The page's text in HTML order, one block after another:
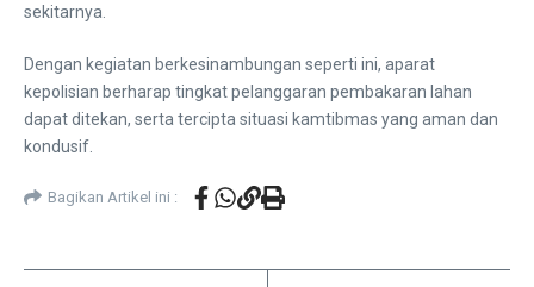
sekitarnya.
Dengan kegiatan berkesinambungan seperti ini, aparat
kepolisian berharap tingkat pelanggaran pembakaran lahan
dapat ditekan, serta tercipta situasi kamtibmas yang aman dan
kondusif.
Bagikan Artikel ini :